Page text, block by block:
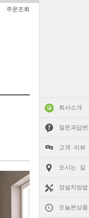
회사소개
질문과답변
고객 리뷰
오시는 길
장설치방법
오늘본상품
주문조회